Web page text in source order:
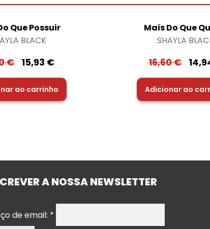
Que Possuir
BLACK
€ 15,93 €
ao carrinho
Mais Do Que
SHAYLA
16,60€
Adicionar ao
A NOSSA NEWSLETTER
de email: *